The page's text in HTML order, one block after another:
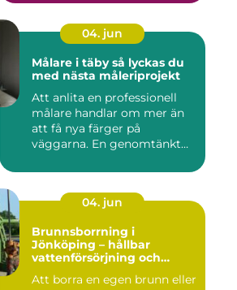
04. jun
Målare i täby så lyckas du
med nästa måleriprojekt
Att anlita en professionell
målare handlar om mer än
att få nya färger på
väggarna. En genomtänkt
04. jun
Brunnsborrning i
Jönköping – hållbar
vattenförsörjning och
Att borra en egen brunn eller